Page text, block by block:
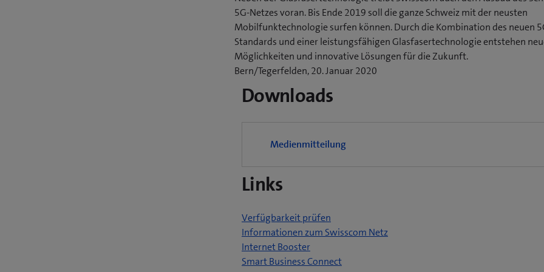
5G-Netzes voran. Bis Ende 2019 soll die ganze Schweiz mit der neusten
Mobilfunktechnologie surfen können. Durch die Kombination des neuen
Standards und einer leistungsfähigen Glasfasertechnologie entstehen
Möglichkeiten und innovative Lösungen für die Zukunft.
Bern/Tegerfelden, 20. Januar 2020
Downloads
Medienmitteilung
Links
Verfügbarkeit prüfen
Informationen zum Swisscom Netz
Internet Booster
Smart Business Connect